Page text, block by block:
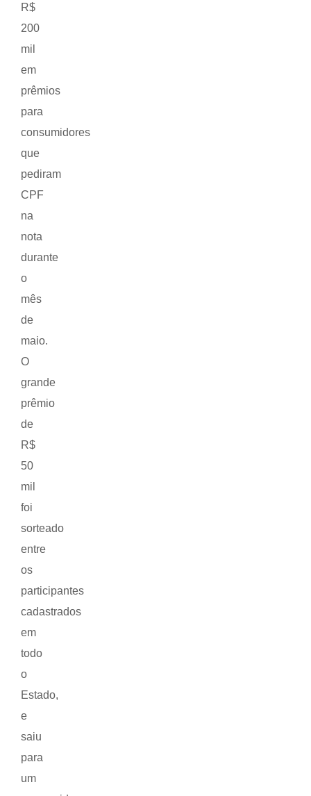
R$
200
mil
em
prêmios
para
consumidores
que
pediram
CPF
na
nota
durante
o
mês
de
maio.
O
grande
prêmio
de
R$
50
mil
foi
sorteado
entre
os
participantes
cadastrados
em
todo
o
Estado,
e
saiu
para
um